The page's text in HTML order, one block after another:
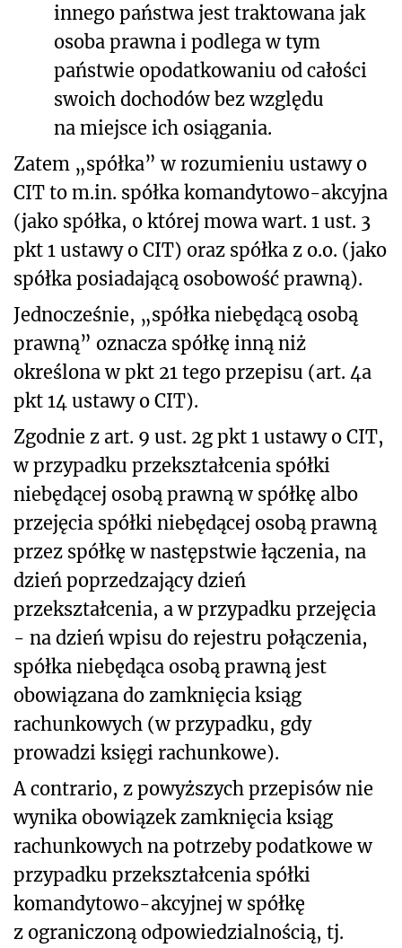
innego państwa jest traktowana jak
osoba prawna i podlega w tym
państwie opodatkowaniu od całości
swoich dochodów bez względu
na miejsce ich osiągania.
Zatem „spółka” w rozumieniu ustawy o
CIT to m.in. spółka komandytowo-akcyjna
(jako spółka, o której mowa wart. 1 ust. 3
pkt 1 ustawy o CIT) oraz spółka z o.o. (jako
spółka posiadającą osobowość prawną).
Jednocześnie, „spółka niebędącą osobą
prawną” oznacza spółkę inną niż
określona w pkt 21 tego przepisu (art. 4a
pkt 14 ustawy o CIT).
Zgodnie z art. 9 ust. 2g pkt 1 ustawy o CIT,
w przypadku przekształcenia spółki
niebędącej osobą prawną w spółkę albo
przejęcia spółki niebędącej osobą prawną
przez spółkę w następstwie łączenia, na
dzień poprzedzający dzień
przekształcenia, a w przypadku przejęcia
- na dzień wpisu do rejestru połączenia,
spółka niebędąca osobą prawną jest
obowiązana do zamknięcia ksiąg
rachunkowych (w przypadku, gdy
prowadzi księgi rachunkowe).
A contrario, z powyższych przepisów nie
wynika obowiązek zamknięcia ksiąg
rachunkowych na potrzeby podatkowe w
przypadku przekształcenia spółki
komandytowo-akcyjnej w spółkę
z ograniczoną odpowiedzialnością, tj.